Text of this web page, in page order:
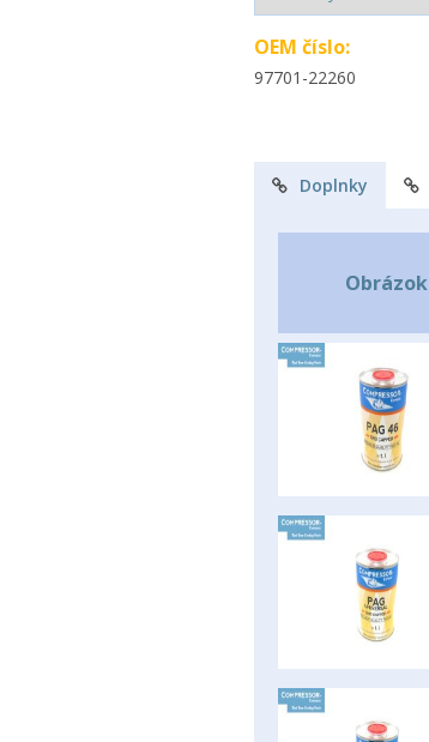
OEM číslo:
97701-22260
Doplnky
Obrázok